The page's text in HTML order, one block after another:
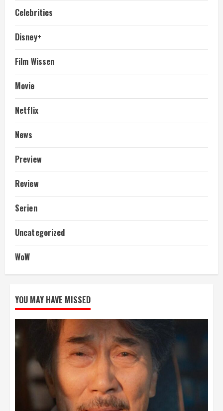
Celebrities
Disney+
Film Wissen
Movie
Netflix
News
Preview
Review
Serien
Uncategorized
WoW
YOU MAY HAVE MISSED